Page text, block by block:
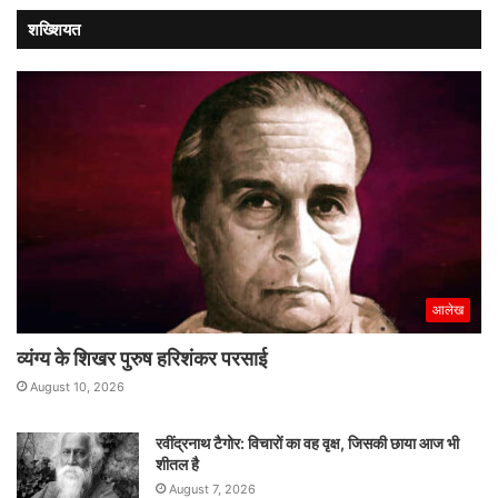
गठबंधन
साबित
होगा?
शख्शियत
आलेख
व्यंग्य के शिखर पुरुष हरिशंकर परसाई
August 10, 2026
रवींद्रनाथ टैगोर: विचारों का वह वृक्ष, जिसकी छाया आज भी
शीतल है
August 7, 2026